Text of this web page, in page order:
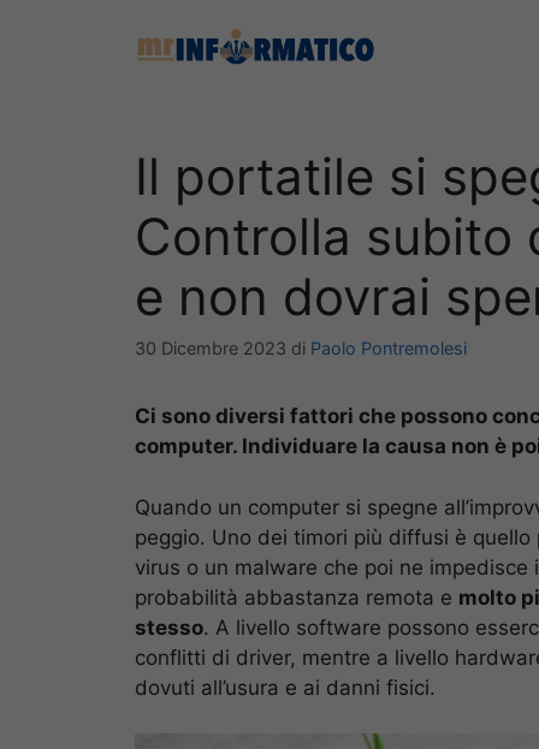
Il portatile si
Controlla subito
e non dovrai
30 Dicembre 2023 di Paolo Pontremolesi
Ci sono diversi fattori che possono
computer. Individuare la causa non è
Quando un computer si spegne
peggio. Uno dei timori più diffusi è
virus o un malware che poi ne
probabilità abbastanza remota e molto
stesso. A livello software possono
conflitti di driver, mentre a livello
dovuti all’usura e ai danni fisici.